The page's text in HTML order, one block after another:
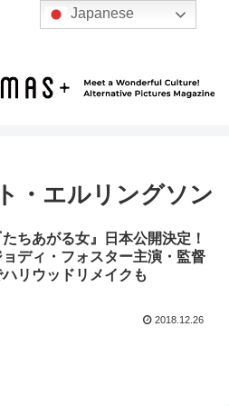
・エルリングソン
たちあがる女』日本公開決定！
ョディ・フォスター主演・監督
ハリウッドリメイクも
2018.12.26
Japanese